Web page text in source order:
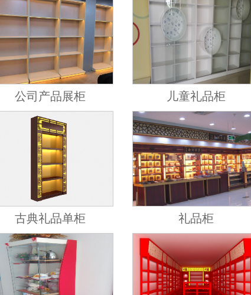
公司产品展柜 儿童礼品柜
古典礼品单柜 礼品柜